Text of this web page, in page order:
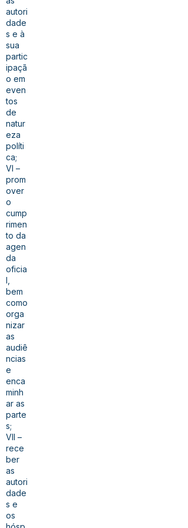
autori
dade
s e à
sua
partic
ipaçã
o em
even
tos
de
natur
eza
políti
ca;
VI –
prom
over
o
cump
rimen
to da
agen
da
oficia
l,
bem
como
orga
nizar
as
audiê
ncias
e
enca
minh
ar as
parte
s;
VII –
rece
ber
as
autori
dade
s e
os